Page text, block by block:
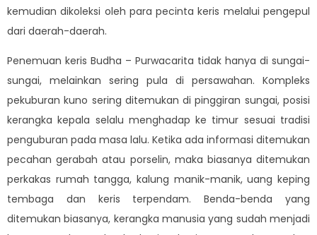
kemudian dikoleksi oleh para pecinta keris melalui pengepul
dari daerah-daerah.
Penemuan keris Budha – Purwacarita tidak hanya di sungai-
sungai, melainkan sering pula di persawahan. Kompleks
pekuburan kuno sering ditemukan di pinggiran sungai, posisi
kerangka kepala selalu menghadap ke timur sesuai tradisi
penguburan pada masa lalu. Ketika ada informasi ditemukan
pecahan gerabah atau porselin, maka biasanya ditemukan
perkakas rumah tangga, kalung manik-manik, uang keping
tembaga dan keris terpendam. Benda-benda yang
ditemukan biasanya, kerangka manusia yang sudah menjadi